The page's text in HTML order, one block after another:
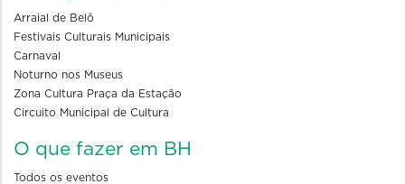
Arraial de Belô
Festivais Culturais Municipais
Carnaval
Noturno nos Museus
Zona Cultura Praça da Estação
Circuito Municipal de Cultura
O que fazer em BH
Todos os eventos